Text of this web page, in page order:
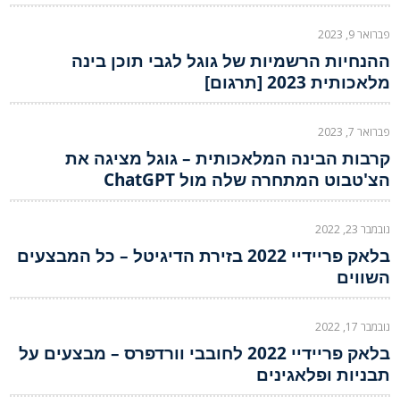
פברואר 9, 2023
ההנחיות הרשמיות של גוגל לגבי תוכן בינה
מלאכותית 2023 [תרגום]
פברואר 7, 2023
קרבות הבינה המלאכותית – גוגל מציגה את
הצ'טבוט המתחרה שלה מול ChatGPT
נובמבר 23, 2022
בלאק פריידיי 2022 בזירת הדיגיטל – כל המבצעים
השווים
נובמבר 17, 2022
בלאק פריידיי 2022 לחובבי וורדפרס – מבצעים על
תבניות ופלאגינים